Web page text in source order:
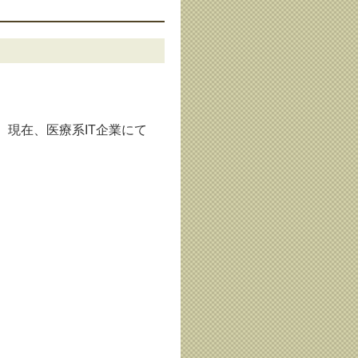
現在、医療系IT企業にて